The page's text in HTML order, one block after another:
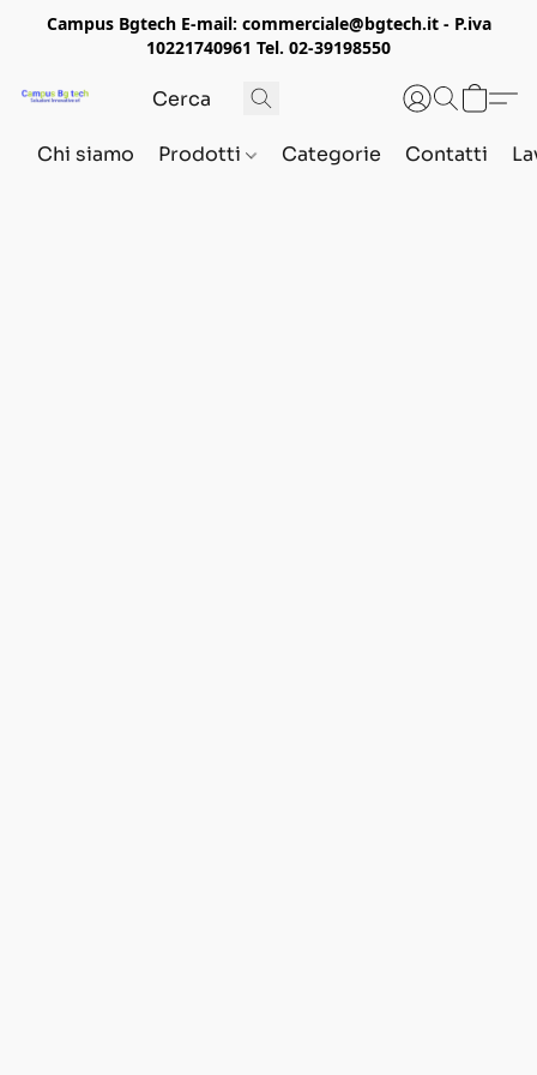
Campus Bgtech E-mail: commerciale@bgtech.it - P.iva
10221740961 Tel. 02-39198550
Chi siamo Prodotti Categorie Contatti